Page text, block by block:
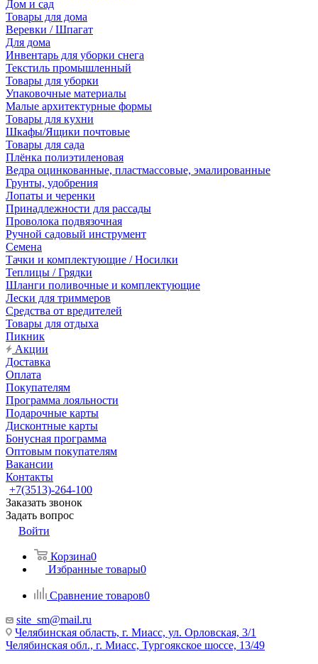
Дом и сад
Товары для дома
Веревки / Шпагат
Для дома
Инвентарь для уборки снега
Текстиль промышленный
Товары для уборки
Упаковочные материалы
Малые архитектурные формы
Товары для кухни
Шкафы/Ящики почтовые
Товары для сада
Плёнка полиэтиленовая
Ведра оцинкованные, пластмассовые, эмалированные
Грунты, удобрения
Лопаты и черенки
Принадлежности для рассады
Проволока подвязочная
Ручной садовый инструмент
Семена
Тачки и комплектующие / Носилки
Теплицы / Грядки
Шланги поливочные и комплектующие
Лески для триммеров
Средства от вредителей
Товары для отдыха
Пикник
Акции
Доставка
Оплата
Покупателям
Программа лояльности
Подарочные карты
Дисконтные карты
Бонусная программа
Оптовым покупателям
Вакансии
Контакты
+7(3513)-264-100
Заказать звонок
Задать вопрос
Войти
Корзина0
Избранные товары0
Сравнение товаров0
site_sm@mail.ru
Челябинская область, г. Миасс, ул. Орловская, 3/1
Челябинская обл., г. Миасс, Тургоякское шоссе, 13/49